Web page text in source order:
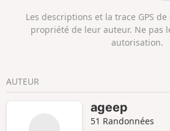
Les descriptions et la trace GPS
propriété de leur auteur. Ne pas
autorisation.
AUTEUR
ageep
51 Randonnées